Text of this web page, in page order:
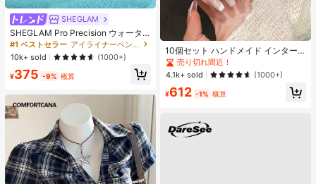
SHEGLAM
SHEGLAM Pro Precision ウォータ
ープルーフリキッドアイライナー-Bl
ack 女性と女の子のためのブランド
ビューティーコスメメイクアップ
#1 ベストセラー
アイライナーペンシル アイライナー
10k+ sold
(1000+)
¥375 -9% 概算
10個セット ハンドメイド インター
ネットセレブリティ優しいラインス
トーンラティスフレンチフォークフ
ァックスパールピンクキャットアイ
ボウ偽ネイル プレスオンネイル ネイ
ルサプライ ハンドメイドプレスオン
売り切れ間近！
4.1k+ sold
(1000+)
¥612 -1% 概算